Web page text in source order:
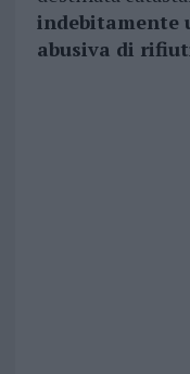
indebitamente
abusiva di